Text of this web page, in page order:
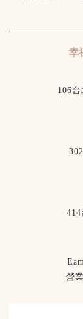
幸
106
營